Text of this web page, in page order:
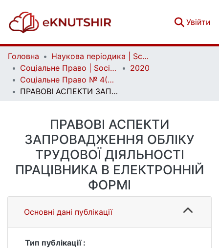
Увійти
Головна
Наукова періодика | Scientific periodicals
Соціальне Право | Social Law
2020
Соціальне Право № 4(2020)
ПРАВОВІ АСПЕКТИ ЗАПРОВАДЖЕННЯ ОБЛІКУ ТРУДОВОЇ ДІЯЛЬНОСТІ ПРАЦІВНИКА В ЕЛЕКТРОННІЙ ФОРМІ
ПРАВОВІ АСПЕКТИ
ЗАПРОВАДЖЕННЯ ОБЛІКУ
ТРУДОВОЇ ДІЯЛЬНОСТІ
ПРАЦІВНИКА В ЕЛЕКТРОННІЙ
ФОРМІ
Основні дані публікації
Тип публікації :